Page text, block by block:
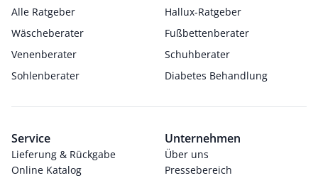
Alle Ratgeber
Hallux-Ratgeber
Wäscheberater
Fußbettenberater
Venenberater
Schuhberater
Sohlenberater
Diabetes Behandlung
Service
Lieferung & Rückgabe
Online Katalog
Unternehmen
Über uns
Pressebereich